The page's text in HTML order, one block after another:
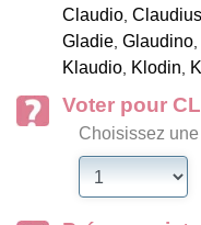
Claudio, Claudius
Gladie, Glaudino,
Klaudio, Klodin,
Voter pour
Choisissez